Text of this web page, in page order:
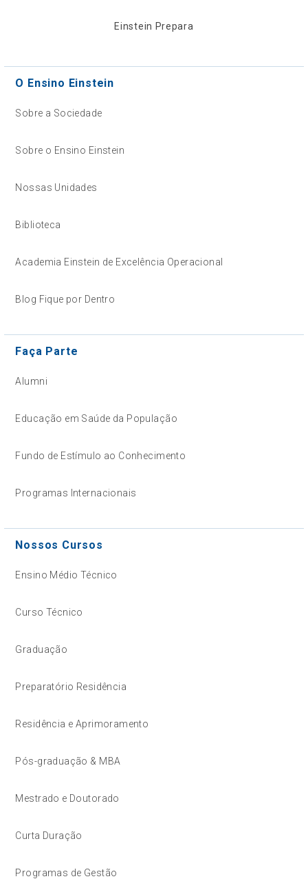
Einstein Prepara
O Ensino Einstein
Sobre a Sociedade
Sobre o Ensino Einstein
Nossas Unidades
Biblioteca
Academia Einstein de Excelência Operacional
Blog Fique por Dentro
Faça Parte
Alumni
Educação em Saúde da População
Fundo de Estímulo ao Conhecimento
Programas Internacionais
Nossos Cursos
Ensino Médio Técnico
Curso Técnico
Graduação
Preparatório Residência
Residência e Aprimoramento
Pós-graduação & MBA
Mestrado e Doutorado
Curta Duração
Programas de Gestão